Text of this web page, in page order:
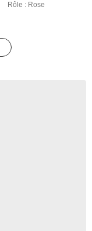
Rôle : Rose